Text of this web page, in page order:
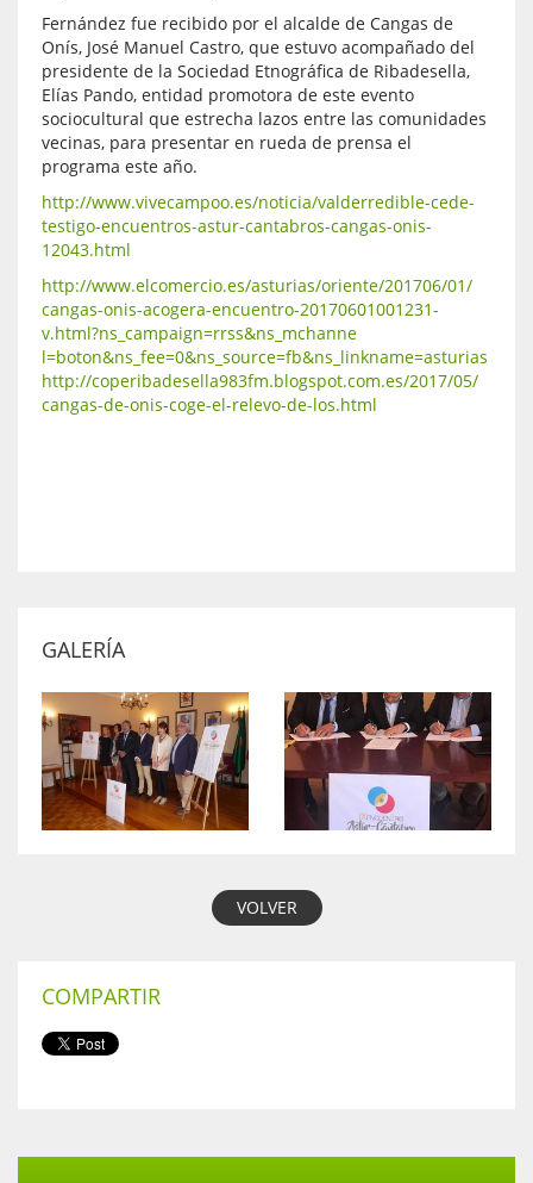
Fernández fue recibido por el alcalde de Cangas de
Onís, José Manuel Castro, que estuvo acompañado del
presidente de la Sociedad Etnográfica de Ribadesella,
Elías Pando, entidad promotora de este evento
sociocultural que estrecha lazos entre las comunidades
vecinas, para presentar en rueda de prensa el
programa este año.
http://www.vivecampoo.es/noticia/valderredible-cede-
testigo-encuentros-astur-cantabros-cangas-onis-
12043.html
http://www.elcomercio.es/asturias/oriente/201706/01/
cangas-onis-acogera-encuentro-20170601001231-
v.html?ns_campaign=rrss&ns_mchanne
l=boton&ns_fee=0&ns_source=fb&ns_linkname=asturias
http://coperibadesella983fm.blogspot.com.es/2017/05/
cangas-de-onis-coge-el-relevo-de-los.html
GALERÍA
VOLVER
COMPARTIR